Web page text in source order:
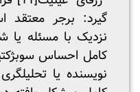
گیرد: برجر معتقد
نزدیک با مسئله
کامل احساس
نویسنده یا